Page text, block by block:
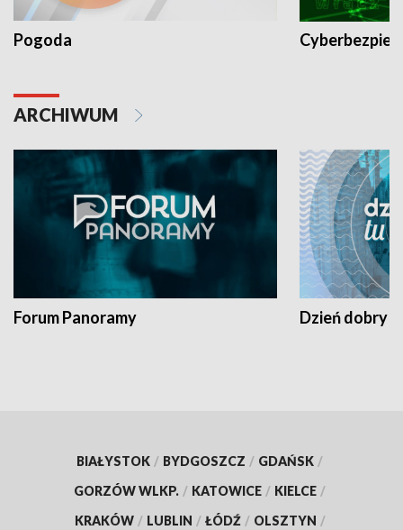
Pogoda
ARCHIWUM
Forum Panoramy Dzień dobry
BIAŁYSTOK / BYDGOSZCZ / GDAŃSK /
GORZÓW WLKP. / KATOWICE / KIELCE /
KRAKÓW / LUBLIN / ŁÓDŹ / OLSZTYN /